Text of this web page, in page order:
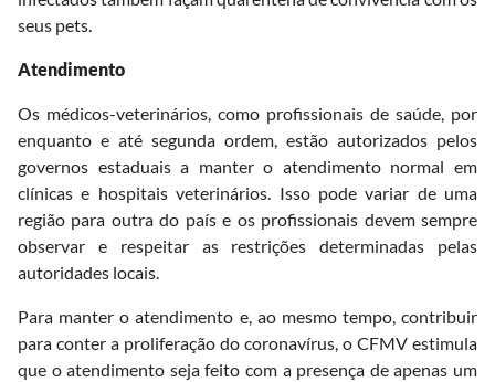
seus pets.
Atendimento
Os médicos-veterinários, como profissionais de saúde, por
enquanto e até segunda ordem, estão autorizados pelos
governos estaduais a manter o atendimento normal em
clínicas e hospitais veterinários. Isso pode variar de uma
região para outra do país e os profissionais devem sempre
observar e respeitar as restrições determinadas pelas
autoridades locais.
Para manter o atendimento e, ao mesmo tempo, contribuir
para conter a proliferação do coronavírus, o CFMV estimula
que o atendimento seja feito com a presença de apenas um